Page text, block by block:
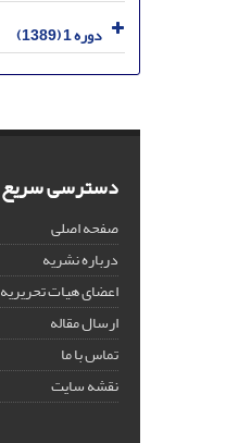
دوره 1 (1389)
دسترسی سریع
صفحه اصلی
درباره نشریه
اعضای هیات تحریریه
ارسال مقاله
تماس با ما
نقشه سایت